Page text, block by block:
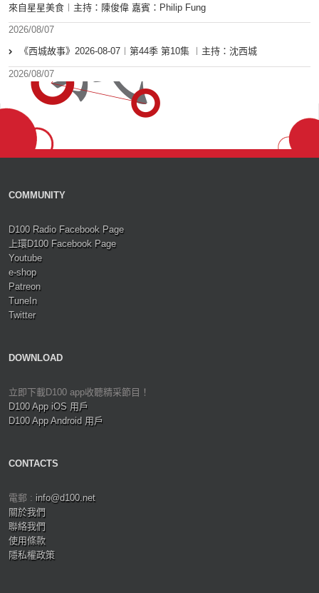
來自星星美食︱主持：陳俊偉 嘉賓：Philip Fung
2026/08/07
《西城故事》2026-08-07︱第44季 第10集 ︱主持：沈西城
2026/08/07
COMMUNITY
D100 Radio Facebook Page
上環D100 Facebook Page
Youtube
e-shop
Patreon
TuneIn
Twitter
DOWNLOAD
立即下載D100 app收聽精采節目！
D100 App iOS 用戶
D100 App Android 用戶
CONTACTS
電郵 : info@d100.net
關於我們
聯絡我們
使用條款
隱私權政策